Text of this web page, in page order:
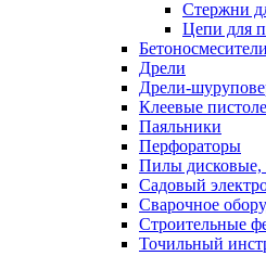
Стержни
Цепи для
Бетоносмесители
Дрели
Дрели-
Клеевые
Паяльники
Перфораторы
Пилы дисковые,
Садовый
Сварочное
Строительные
Точильный